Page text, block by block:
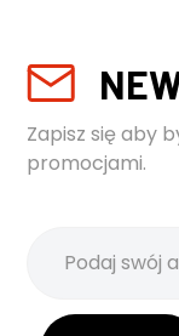
Zapisz się aby
promocjami.